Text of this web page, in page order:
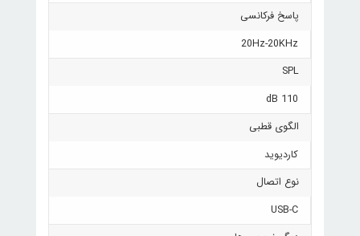
پاسخ فرکانسی
20Hz-20KHz
SPL
110 dB
الگوی قطبی
کاردیوید
نوع اتصال
USB-C